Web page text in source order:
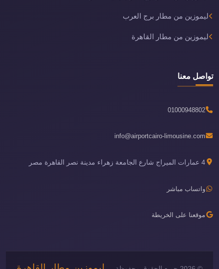
ليموزين من مطار برج العرب
ليموزين من مطار القاهرة
تواصل معنا
01000948802
info@airportcairo-limousine.com
4 عمارات الميراج شارع الجامعة زهراء مدينة نصر القاهرة مصر
واتساب مباشر
موقعنا على الخريطة